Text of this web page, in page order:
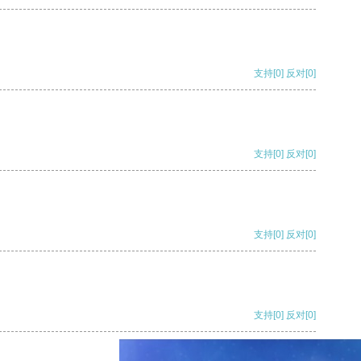
支持[0] 反对[0]
支持[0] 反对[0]
支持[0] 反对[0]
支持[0] 反对[0]